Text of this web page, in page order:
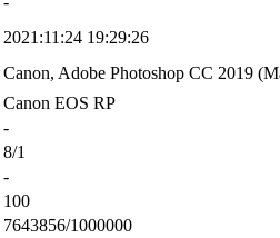
2021:11:24 19:29:26
Canon, Adobe Photoshop CC 2019
Canon EOS RP
-
8/1
-
100
7643856/1000000